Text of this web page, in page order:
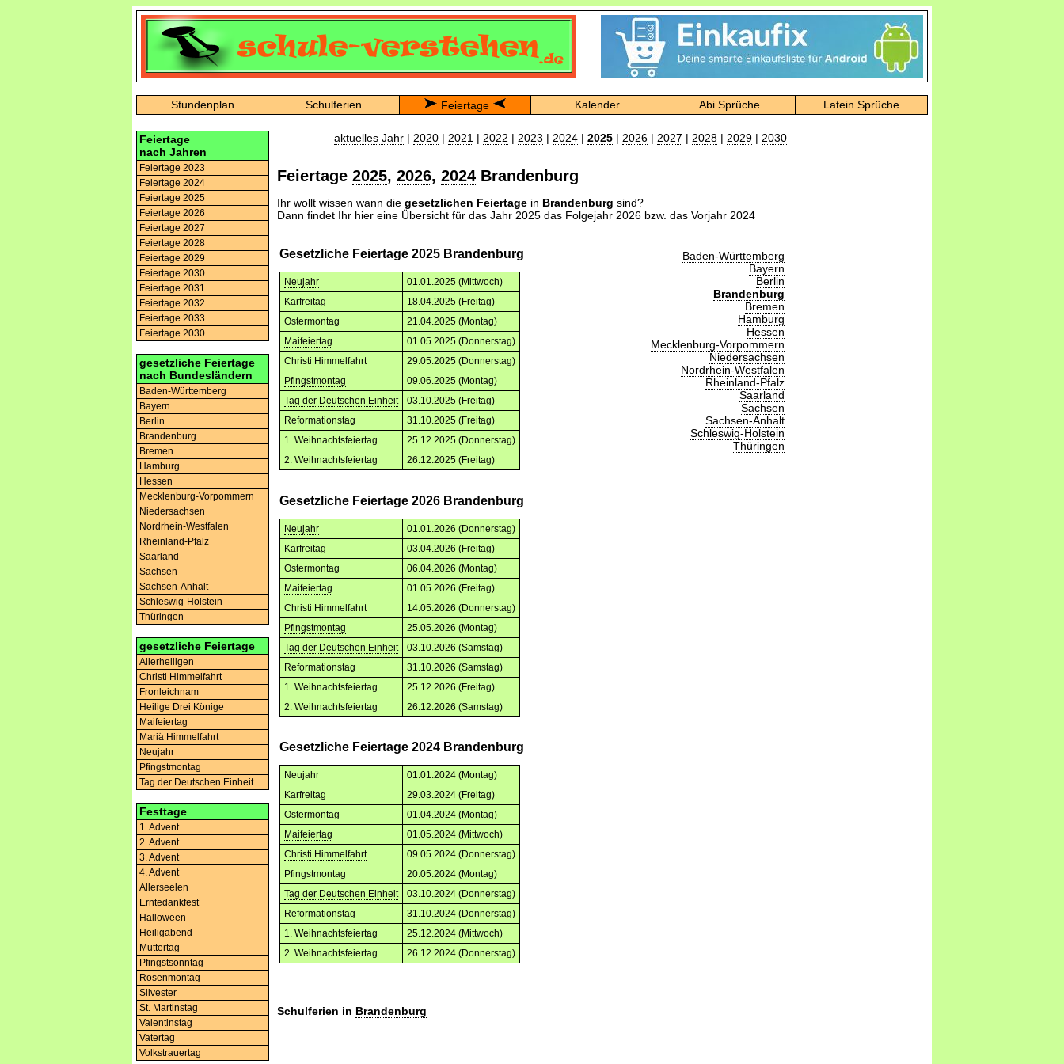
Stundenplan Schulferien Feiertage Kalender Abi Sprüche Latein Sprüche
Feiertage
nach Jahren
Feiertage 2023
Feiertage 2024
Feiertage 2025
Feiertage 2026
Feiertage 2027
Feiertage 2028
Feiertage 2029
Feiertage 2030
Feiertage 2031
Feiertage 2032
Feiertage 2033
Feiertage 2030
gesetzliche Feiertage
nach Bundesländern
Baden-Württemberg
Bayern
Berlin
Brandenburg
Bremen
Hamburg
Hessen
Mecklenburg-Vorpommern
Niedersachsen
Nordrhein-Westfalen
Rheinland-Pfalz
Saarland
Sachsen
Sachsen-Anhalt
Schleswig-Holstein
Thüringen
gesetzliche Feiertage
Allerheiligen
Christi Himmelfahrt
Fronleichnam
Heilige Drei Könige
Maifeiertag
Mariä Himmelfahrt
Neujahr
Pfingstmontag
Tag der Deutschen Einheit
Festtage
1. Advent
2. Advent
3. Advent
4. Advent
Allerseelen
Erntedankfest
Halloween
Heiligabend
Muttertag
Pfingstsonntag
Rosenmontag
Silvester
St. Martinstag
Valentinstag
Vatertag
Volkstrauertag
aktuelles Jahr | 2020 | 2021 | 2022 | 2023 | 2024 | 2025 | 2026 | 2027 | 2028 | 2029 | 2030
Feiertage 2025, 2026, 2024 Brandenburg
Ihr wollt wissen wann die gesetzlichen Feiertage in Brandenburg sind?
Dann findet Ihr hier eine Übersicht für das Jahr 2025 das Folgejahr 2026 bzw. das Vorjahr 2024
Gesetzliche Feiertage 2025 Brandenburg
Neujahr
01.01.2025 (Mittwoch)
Karfreitag
18.04.2025 (Freitag)
Ostermontag
21.04.2025 (Montag)
Maifeiertag
01.05.2025 (Donnerstag)
Christi Himmelfahrt
29.05.2025 (Donnerstag)
Pfingstmontag
09.06.2025 (Montag)
Tag der Deutschen Einheit
03.10.2025 (Freitag)
Reformationstag
31.10.2025 (Freitag)
1. Weihnachtsfeiertag
25.12.2025 (Donnerstag)
2. Weihnachtsfeiertag
26.12.2025 (Freitag)
Gesetzliche Feiertage 2026 Brandenburg
Neujahr
01.01.2026 (Donnerstag)
Karfreitag
03.04.2026 (Freitag)
Ostermontag
06.04.2026 (Montag)
Maifeiertag
01.05.2026 (Freitag)
Christi Himmelfahrt
14.05.2026 (Donnerstag)
Pfingstmontag
25.05.2026 (Montag)
Tag der Deutschen Einheit
03.10.2026 (Samstag)
Reformationstag
31.10.2026 (Samstag)
1. Weihnachtsfeiertag
25.12.2026 (Freitag)
2. Weihnachtsfeiertag
26.12.2026 (Samstag)
Gesetzliche Feiertage 2024 Brandenburg
Neujahr
01.01.2024 (Montag)
Karfreitag
29.03.2024 (Freitag)
Ostermontag
01.04.2024 (Montag)
Maifeiertag
01.05.2024 (Mittwoch)
Christi Himmelfahrt
09.05.2024 (Donnerstag)
Pfingstmontag
20.05.2024 (Montag)
Tag der Deutschen Einheit
03.10.2024 (Donnerstag)
Reformationstag
31.10.2024 (Donnerstag)
1. Weihnachtsfeiertag
25.12.2024 (Mittwoch)
2. Weihnachtsfeiertag
26.12.2024 (Donnerstag)
Baden-Württemberg
Bayern
Berlin
Brandenburg
Bremen
Hamburg
Hessen
Mecklenburg-Vorpommern
Niedersachsen
Nordrhein-Westfalen
Rheinland-Pfalz
Saarland
Sachsen
Sachsen-Anhalt
Schleswig-Holstein
Thüringen
Schulferien in Brandenburg